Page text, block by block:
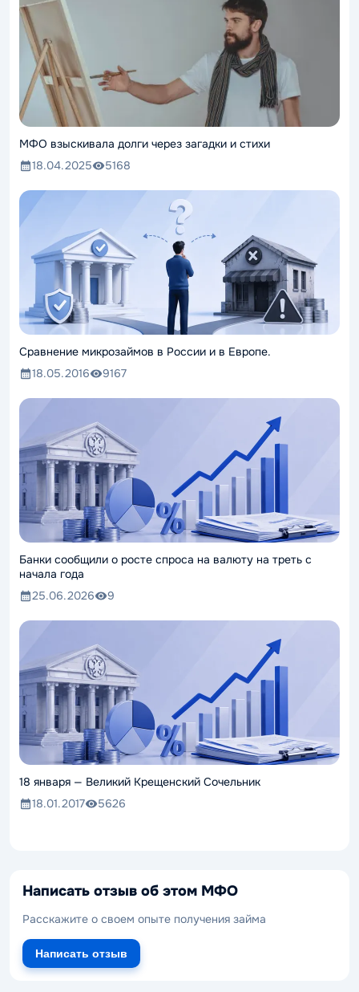
МФО взыскивала долги через загадки и стихи
18.04.2025
5168
Сравнение микрозаймов в России и в Европе.
18.05.2016
9167
Банки сообщили о росте спроса на валюту на треть с
начала года
25.06.2026
9
18 января — Великий Крещенский Сочельник
18.01.2017
5626
Написать отзыв об этом МФО
Расскажите о своем опыте получения займа
Написать отзыв